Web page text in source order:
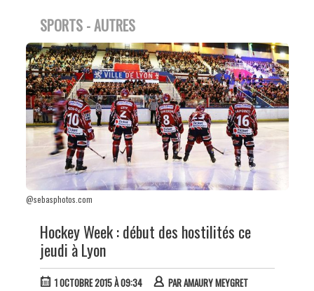
SPORTS - AUTRES
@sebasphotos.com
Hockey Week : début des hostilités ce
jeudi à Lyon
1 OCTOBRE 2015 À 09:34 PARAMAURY MEYGRET